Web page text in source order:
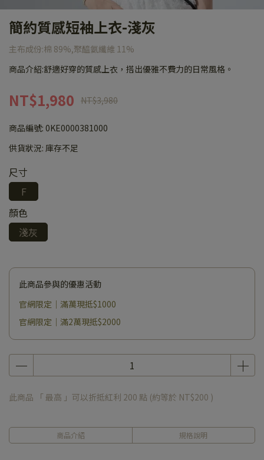
簡約質感短袖上衣-淺灰
主布成份:棉 89%,聚醯氨纖維 11%
商品介紹:舒適好穿的質感上衣，搭出優雅不費力的日常風格。
NT$1,980 NT$3,980
商品編號: 0KE0000381000
供貨狀況: 庫存不足
尺寸
F
顏色
淺灰
此商品參與的優惠活動
官網限定｜滿萬現抵$1000
官網限定｜滿2萬現抵$2000
此商品 「 最高 」可以折抵紅利 200 點 (約等於 NT$200 )
商品介紹 規格說明